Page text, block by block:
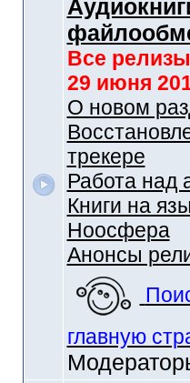
Все
29 июня
О новом
трекере
Работа над
Книги на
Ноосфера
Анонсы
главную